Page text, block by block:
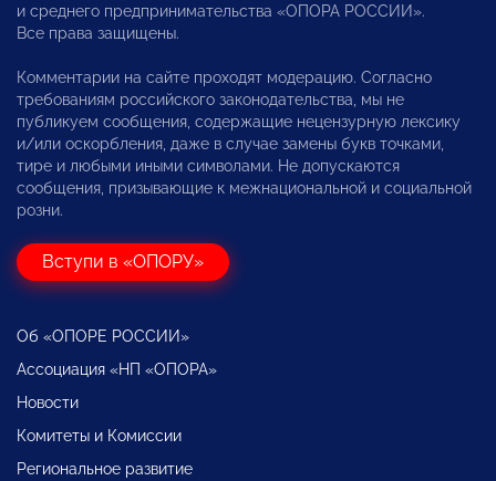
и среднего предпринимательства «ОПОРА РОССИИ».
Все права защищены.
Комментарии на сайте проходят модерацию. Согласно
требованиям российского законодательства, мы не
публикуем сообщения, содержащие нецензурную лексику
и/или оскорбления, даже в случае замены букв точками,
тире и любыми иными символами. Не допускаются
сообщения, призывающие к межнациональной и социальной
розни.
Вступи в «ОПОРУ»
Об «ОПОРЕ РОССИИ»
Ассоциация «НП «ОПОРА»
Новости
Комитеты и Комиссии
Региональное развитие